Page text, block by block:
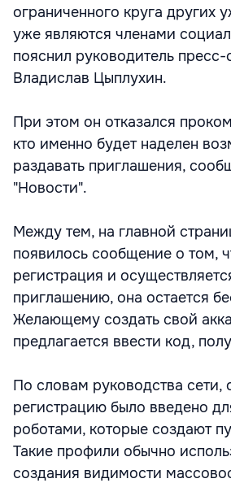
ограниченного круга других
уже являются членами
пояснил руководитель
Владислав Цыплухин.
При этом он отказался
кто именно будет наделен
раздавать приглашения,
"Новости".
Между тем, на главной
появилось сообщение о том,
регистрация и
приглашению, она остается
Желающему создать свой
предлагается ввести код,
По словам руководства сети,
регистрацию было введено
роботами, которые создают
Такие профили обычно
создания видимости